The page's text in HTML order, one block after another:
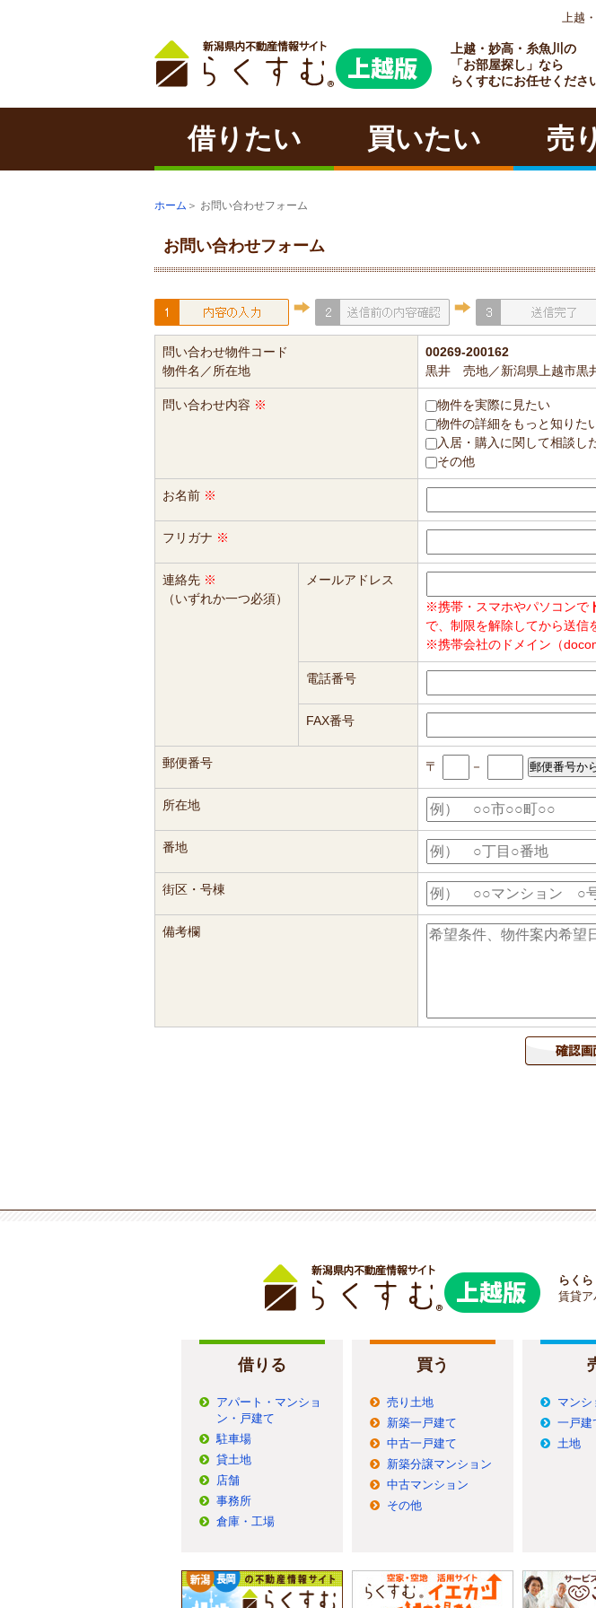
上越
ラクチン
上越・妙高・糸魚川の
「お部屋探し」なら
らくすむにお任せくださ
借りたい 買いたい 売
ホーム ＞ お問い合わせフォーム
お問い合わせフォーム
問い合わせ物件コード
物件名／所在地
00269-200162
黒井 売地／新潟県上越市黒
問い合わせ内容 ※ 物件を実際に見たい
物件の詳細をもっと知りた
入居・購入に関して相談し
その他
お名前 ※
フリガナ ※
連絡先 ※
（いずれか一つ必須）
メールアドレス
※携帯・スマホやパソコンで
で、制限を解除してから送信
※携帯会社のドメイン（
電話番号
FAX番号
郵便番号 〒 －
所在地
番地
街区・号棟
備考欄
らく
賃貸ア
借りる
アパート・マンショ
ン・戸建て
駐車場
貸土地
店舗
事務所
倉庫・工場
買う
売り土地
新築一戸建て
中古一戸建て
新築分譲マンション
中古マンション
その他
マンシ
一戸建
土地